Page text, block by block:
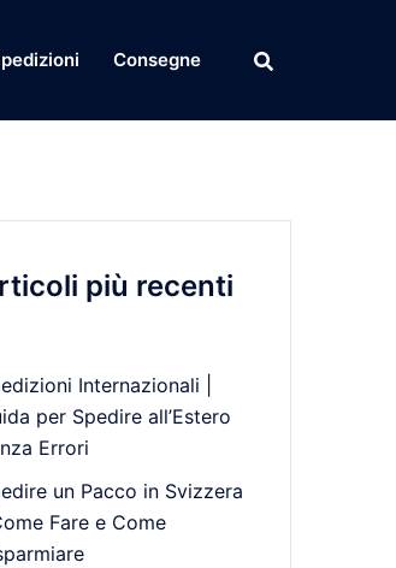
Consegne
più recenti
Internazionali |
per Spedire all’Estero
Errori
un Pacco in Svizzera
Fare e Come